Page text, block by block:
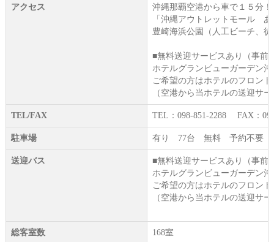
アクセス
沖縄那覇空港から車で１５分！
「沖縄アウトレットモール
豊崎海浜公園（人工ビーチ、
■無料送迎サービスあり（事前
ホテルグランビューガーデン
ご希望の方はホテルのフロン
（空港から当ホテルの送迎サ
TEL/FAX TEL：098-851-2288 FAX：
駐車場 有り 77台 無料 予約不要
送迎バス
■無料送迎サービスあり（事前
ホテルグランビューガーデン
ご希望の方はホテルのフロン
（空港から当ホテルの送迎サ
総客室数 168室